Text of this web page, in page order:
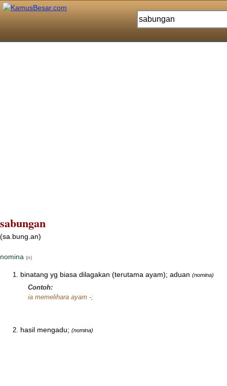
sabungan
(sa.bung.an)
nomina (n)
binatang yg biasa dilagakan (terutama ayam); aduan (nomina)
Contoh:
ia memelihara ayam -;
hasil mengadu; (nomina)